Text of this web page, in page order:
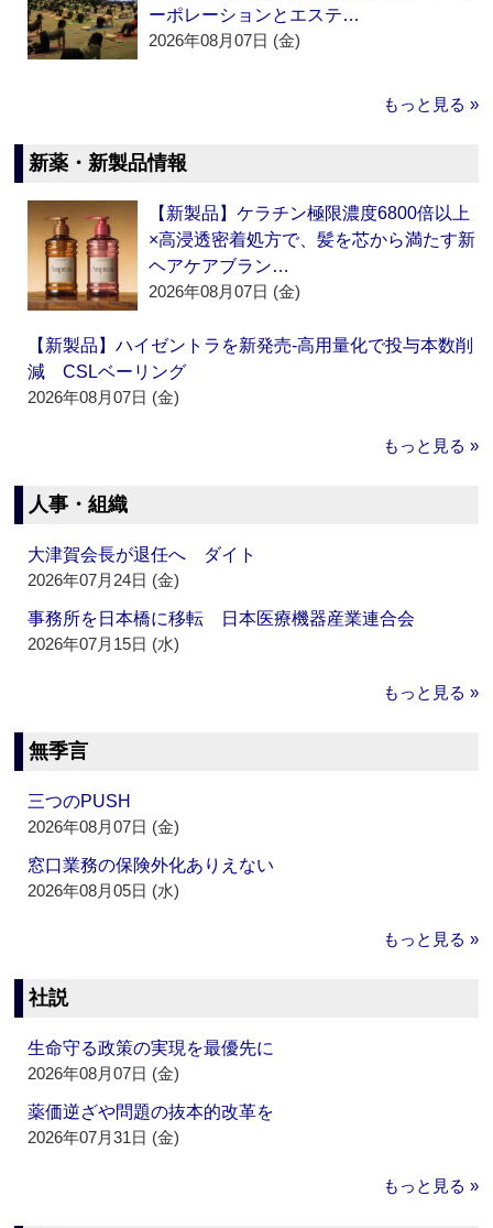
ーポレーションとエステ…
2026年08月07日 (金)
もっと見る »
新薬・新製品情報
【新製品】ケラチン極限濃度6800倍以上
×高浸透密着処方で、髪を芯から満たす新
ヘアケアブラン…
2026年08月07日 (金)
【新製品】ハイゼントラを新発売‐高用量化で投与本数削
減 CSLベーリング
2026年08月07日 (金)
もっと見る »
人事・組織
大津賀会長が退任へ ダイト
2026年07月24日 (金)
事務所を日本橋に移転 日本医療機器産業連合会
2026年07月15日 (水)
もっと見る »
無季言
三つのPUSH
2026年08月07日 (金)
窓口業務の保険外化ありえない
2026年08月05日 (水)
もっと見る »
社説
生命守る政策の実現を最優先に
2026年08月07日 (金)
薬価逆ざや問題の抜本的改革を
2026年07月31日 (金)
もっと見る »